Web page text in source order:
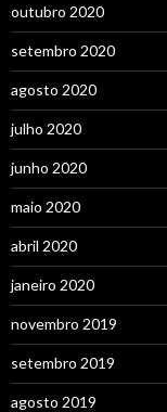
outubro 2020
setembro 2020
agosto 2020
julho 2020
junho 2020
maio 2020
abril 2020
janeiro 2020
novembro 2019
setembro 2019
agosto 2019